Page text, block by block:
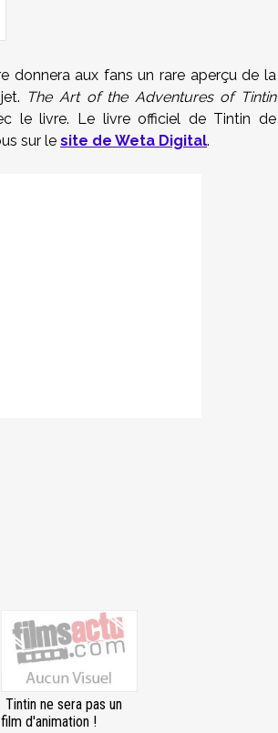
donnera aux fans un rare aperçu de la
The Art of the Adventures of Tintin
le livre. Le livre officiel de Tintin de
sur le site de Weta Digital.
Tintin ne sera pas un
film d'animation !